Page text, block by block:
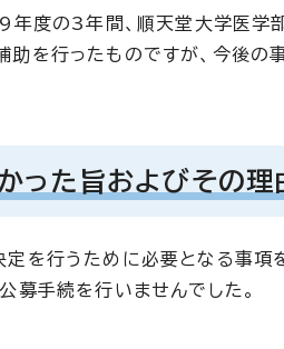
度の3年間、順天堂大学医学
を行ったものですが、今後
った旨およびその理
定を行うために必要となる事
募手続を行いませんでした。